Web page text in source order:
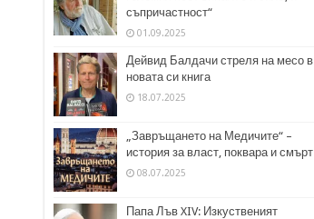
съпричастност“
01.09.2025
Дейвид Балдачи стреля на месо в
новата си книга
18.07.2025
„Завръщането на Медичите“ –
история за власт, поквара и смърт
08.07.2025
Папа Лъв XIV: Изкуственият